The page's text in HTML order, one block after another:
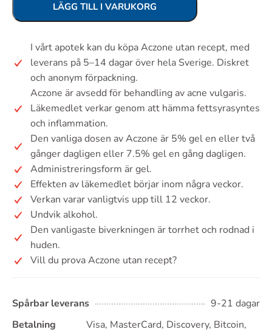
LÄGG TILL I VARUKORG
I vårt apotek kan du köpa Aczone utan recept, med
leverans på 5–14 dagar över hela Sverige. Diskret
och anonym förpackning.
Aczone är avsedd för behandling av acne vulgaris.
Läkemedlet verkar genom att hämma fettsyrasyntes
och inflammation.
Den vanliga dosen av Aczone är 5% gel en eller två
gånger dagligen eller 7.5% gel en gång dagligen.
Administreringsform är gel.
Effekten av läkemedlet börjar inom några veckor.
Verkan varar vanligtvis upp till 12 veckor.
Undvik alkohol.
Den vanligaste biverkningen är torrhet och rodnad i
huden.
Vill du prova Aczone utan recept?
Spårbar leverans
9-21 dagar
Betalning
Visa, MasterCard, Discovery, Bitcoin,